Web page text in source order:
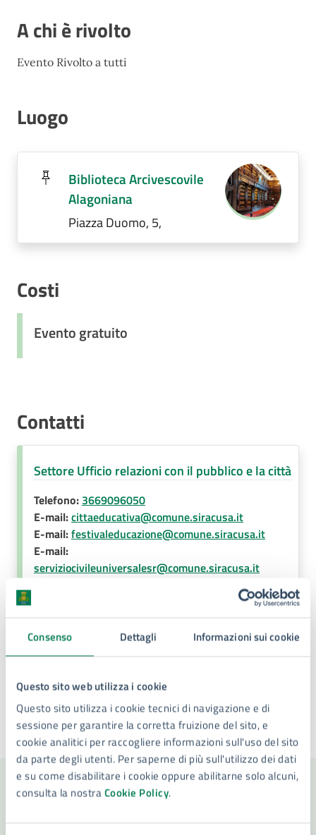
Consenso Dettagli Informazioni sui cookie
Questo sito web utilizza i cookie
Questo sito utilizza i cookie tecnici di navigazione e di
sessione per garantire la corretta fruizione del sito, e
cookie analitici per raccogliere informazioni sull'uso del sito
da parte degli utenti. Per saperne di più sull'utilizzo dei dati
e su come disabilitare i cookie oppure abilitarne solo alcuni,
consulta la nostraCookie Policy.
A chi è rivolto
Evento Rivolto a tutti
Luogo
Biblioteca Arcivescovile
Alagoniana
Piazza Duomo, 5,
Costi
Evento gratuito
Contatti
Settore Ufficio relazioni con il pubblico e la città
Telefono: 3669096050
E-mail:cittaeducativa@comune.siracusa.it
E-mail:festivaleducazione@comune.siracusa.it
E-mail:
serviziocivileuniversalesr@comune.siracusa.it
Ultimo aggiornamento:11/09/2024, 12:46
Contenuti correlati